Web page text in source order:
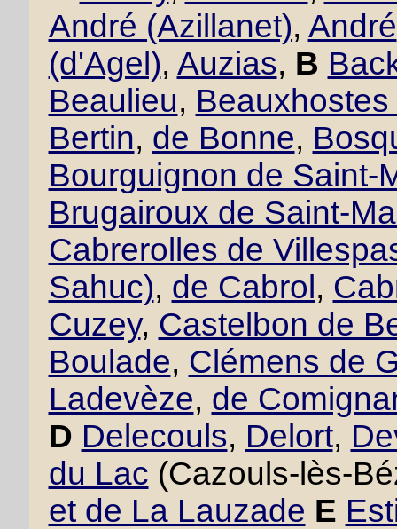
André (Azillanet), André
(d'Agel), Auzias, B
Beaulieu,
Bertin, de Bonne,
Bourguignon de Saint-
Brugairoux de Saint-
Cabrerolles de
Sahuc), de Cabrol ,
Cuzey, Castelbon de
Boulade, Clémens de
Ladevèze, de
D Delecouls, Delort,
du Lac (Cazouls-lès-
et de La Lauzade E